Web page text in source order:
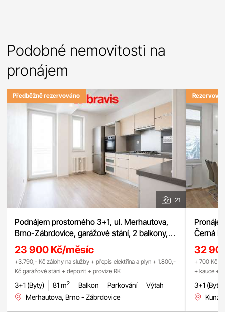
Podobné nemovitosti na
pronájem
Předběžně rezervováno
21
Podnájem prostorného 3+1, ul. Merhautova,
Brno-Zábrdovice, garážové stání, 2 balkony,
centrum města
23 900 Kč/měsíc
+3.790,- Kč zálohy na služby + přepis elektřina a plyn + 1.800,-
Kč garážové stání + depozit + provize RK
3+1 (Byty) 81 m2 Balkon Parkování
Výtah
Merhautova, Brno - Zábrdovice
Černá
32
+ 700 Kč
+ kauce +
3+1 (Byty)